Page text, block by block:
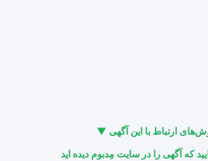
ارتباط با این آگهی ▼
که آگهی را در سایت مِدبوم دیده اید